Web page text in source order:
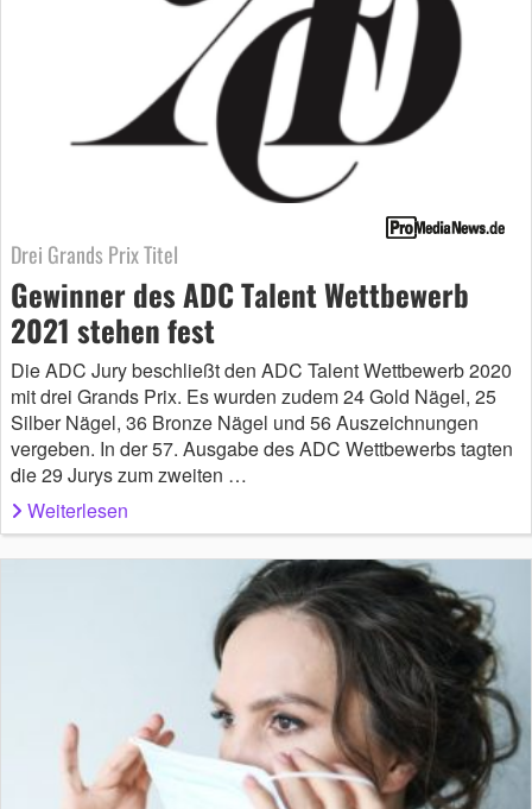
Drei Grands Prix Titel
Gewinner des ADC Talent Wettbewerb
2021 stehen fest
Die ADC Jury beschließt den ADC Talent Wettbewerb 2020
mit drei Grands Prix. Es wurden zudem 24 Gold Nägel, 25
Silber Nägel, 36 Bronze Nägel und 56 Auszeichnungen
vergeben. In der 57. Ausgabe des ADC Wettbewerbs tagten
die 29 Jurys zum zweiten …
Weiterlesen